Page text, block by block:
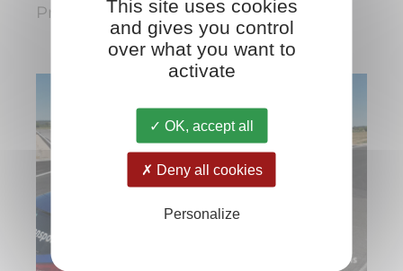
Président de Transpolis
This site uses cookies
and gives you control
over what you want to
activate
OK, accept all
Deny all cookies
Personalize